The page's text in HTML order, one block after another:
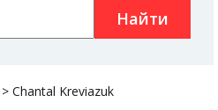
Найти
> Chantal Kreviazuk